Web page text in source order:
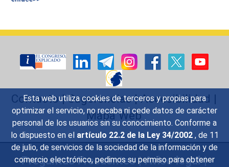
Esta web utiliza cookies de terceros y propias para
optimizar el servicio, no recaba ni cede datos de carácter
personal de los usuarios sin su conocimiento. Conforme a
lo dispuesto en el artículo 22.2 de la Ley 34/2002 , de 11
de julio, de servicios de la sociedad de la información y de
comercio electrónico, pedimos su permiso para obtener
Contacto|Sugerencias|Accesibilidad |
Mapa Web
Preguntas Frecuentes|Aviso legal|